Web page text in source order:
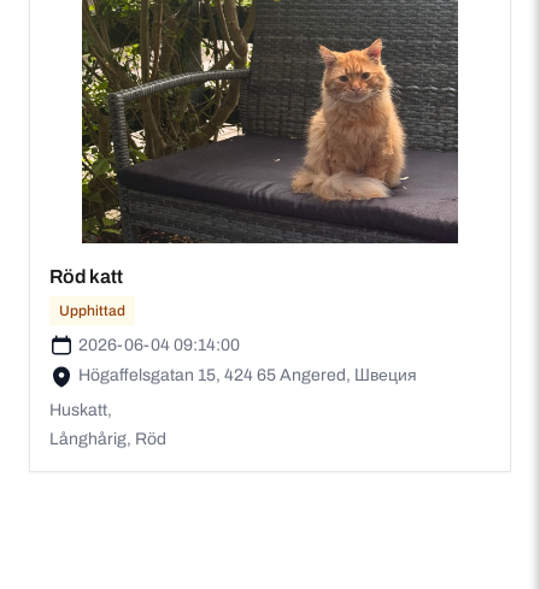
Röd katt
Upphittad
2026-06-04 09:14:00
Högaffelsgatan 15, 424 65 Angered, Швеция
Huskatt,
Långhårig, Röd